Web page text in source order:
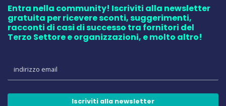
Entra nella community! Iscriviti alla newsletter
gratuita per ricevere sconti, suggerimenti,
racconti di casi di successo tra fornitori del
Terzo Settore e organizzazioni, e molto altro!
Iscriviti alla newsletter